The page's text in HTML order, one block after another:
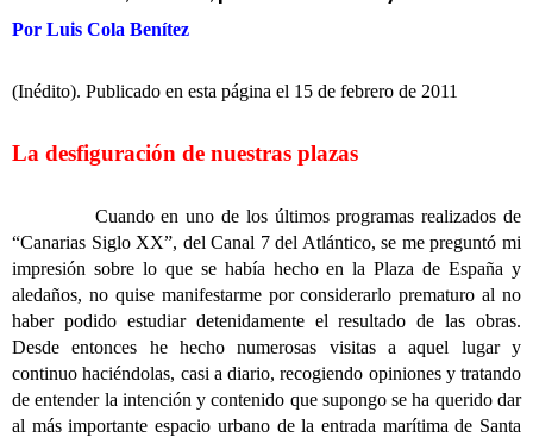
Por Luis Cola Benítez
(Inédito). Publicado en esta página el 15 de febrero de 2011
La desfiguración de nuestras plazas
Cuando en uno de los últimos programas realizados de
“Canarias Siglo XX”, del Canal 7 del Atlántico, se me preguntó mi
impresión sobre lo que se había hecho en la Plaza de España y
aledaños, no quise manifestarme por considerarlo prematuro al no
haber podido estudiar detenidamente el resultado de las obras.
Desde entonces he hecho numerosas visitas a aquel lugar y
continuo haciéndolas, casi a diario, recogiendo opiniones y tratando
de entender la intención y contenido que supongo se ha querido dar
al más importante espacio urbano de la entrada marítima de Santa